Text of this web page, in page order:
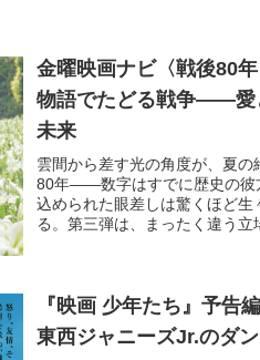
金曜映画ナビ〈戦後80年
物語でたどる戦争——愛
未来
雲間から差す光の角度が、夏
80年――数字はすでに歴史の彼
込められた眼差しは驚くほど生
る。第三弾は、まったく違う立
『映画 少年たち』予告
東西ジャニーズJr.のダ